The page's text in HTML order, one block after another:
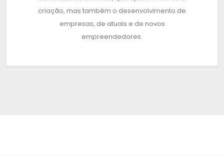
criação, mas também o desenvolvimento de
empresas, de atuais e de novos
empreendedores.